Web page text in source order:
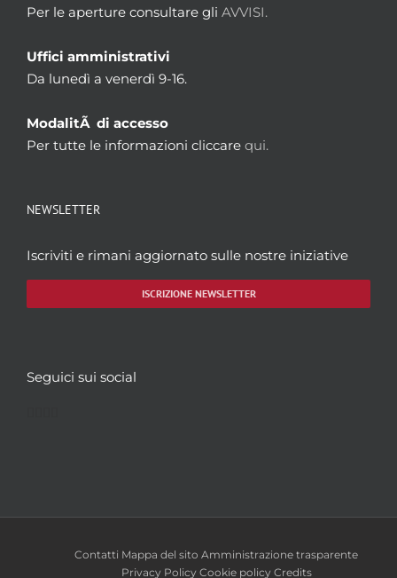
Per le aperture consultare gli AVVISI.
Uffici amministrativi
Da lunedì a venerdì 9-16.
ModalitÃ di accesso
Per tutte le informazioni cliccare qui.
NEWSLETTER
Iscriviti e rimani aggiornato sulle nostre iniziative
ISCRIZIONE NEWSLETTER
Seguici sui social
Contatti Mappa del sito Amministrazione trasparente
Privacy Policy Cookie policy Credits